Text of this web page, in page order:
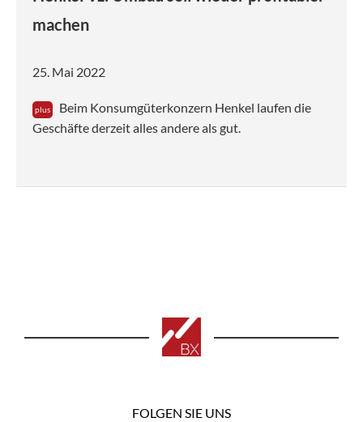
machen
25. Mai 2022
Beim Konsumgüterkonzern Henkel laufen die
Geschäfte derzeit alles andere als gut.
FOLGEN SIE UNS